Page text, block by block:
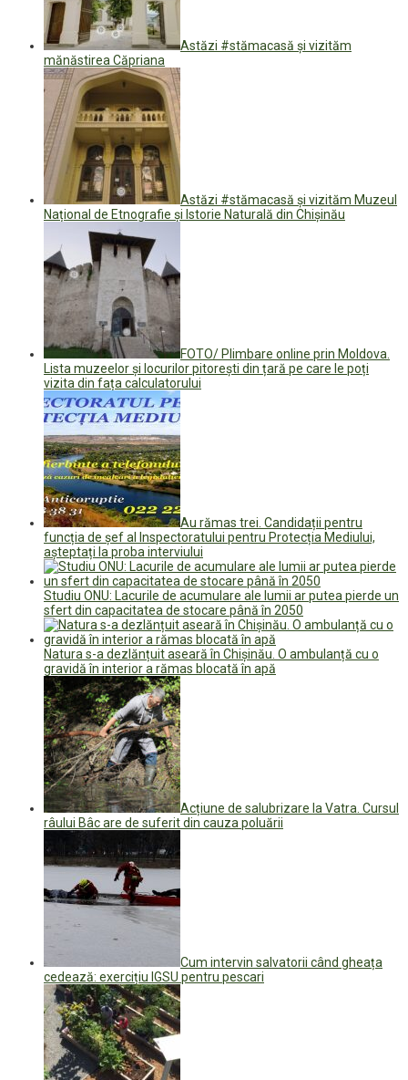
Astăzi #stămacasă și vizităm
mănăstirea Căpriana
Astăzi #stămacasă și vizităm Muzeul
Național de Etnografie și Istorie Naturală din Chișinău
FOTO/ Plimbare online prin Moldova.
Lista muzeelor și locurilor pitorești din țară pe care le poți
vizita din fața calculatorului
Au rămas trei. Candidații pentru
funcția de șef al Inspectoratului pentru Protecția Mediului,
așteptați la proba interviului
Studiu ONU: Lacurile de acumulare ale lumii ar putea pierde un
sfert din capacitatea de stocare până în 2050
Natura s-a dezlănțuit aseară în Chișinău. O ambulanță cu o
gravidă în interior a rămas blocată în apă
Acțiune de salubrizare la Vatra. Cursul
râului Bâc are de suferit din cauza poluării
Cum intervin salvatorii când gheața
cedează: exercițiu IGSU pentru pescari